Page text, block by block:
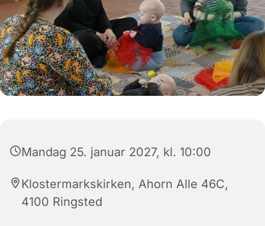
Mandag 25. januar 2027, kl. 10:00
Klostermarkskirken, Ahorn Alle 46C,
4100 Ringsted